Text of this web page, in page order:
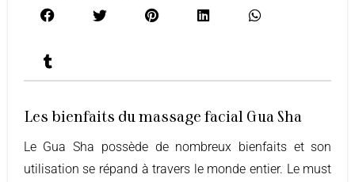
Les bienfaits du massage facial Gua Sha
Le Gua Sha possède de nombreux bienfaits et son
utilisation se répand à travers le monde entier. Le must